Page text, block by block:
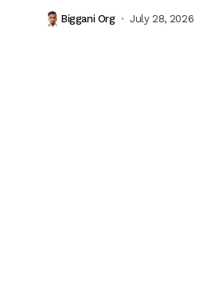
Biggani Org July 28, 2026